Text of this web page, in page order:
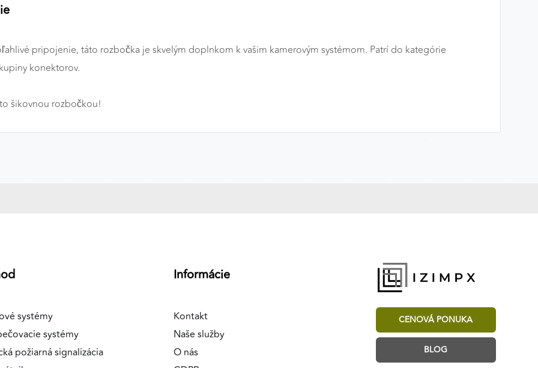
pripojenie, táto rozbočka je skvelým doplnkom k vašim kamerovým systémom. Patrí do kategórie
konektorov.
šikovnou rozbočkou!
systémy
systémy
požiarná signalizácia
Informácie
Kontakt
Naše služby
O nás
CENOVÁ PONUKA
BLOG